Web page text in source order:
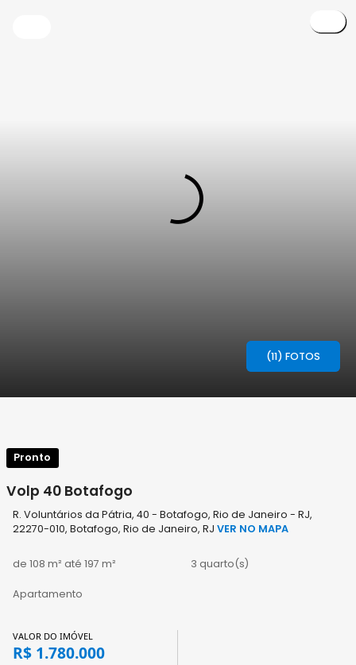
(11) FOTOS
Pronto
Volp 40 Botafogo
R. Voluntários da Pátria, 40 - Botafogo, Rio de Janeiro - RJ,
22270-010, Botafogo, Rio de Janeiro, RJ VER NO MAPA
de 108 m² até 197 m² 3 quarto(s)
Apartamento
VALOR DO IMÓVEL
R$ 1.780.000